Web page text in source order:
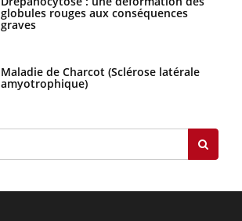
globules rouges aux conséquences
graves
Maladie de Charcot (Sclérose latérale
amyotrophique)